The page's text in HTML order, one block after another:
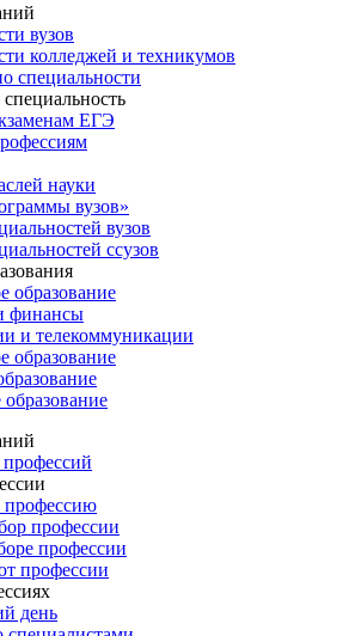
вузов
колледжей и техникумов
специальности
ЕГЭ
науки
вузов»
вузов
ссузов
образование
финансы
и телекоммуникации
образование
профессию
профессии
профессии
профессии
день